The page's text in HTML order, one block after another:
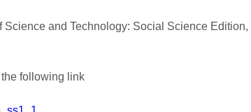
and Technology: Social Science Edition,
following link